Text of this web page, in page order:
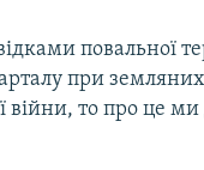
повальної
при
війни, то про це ми